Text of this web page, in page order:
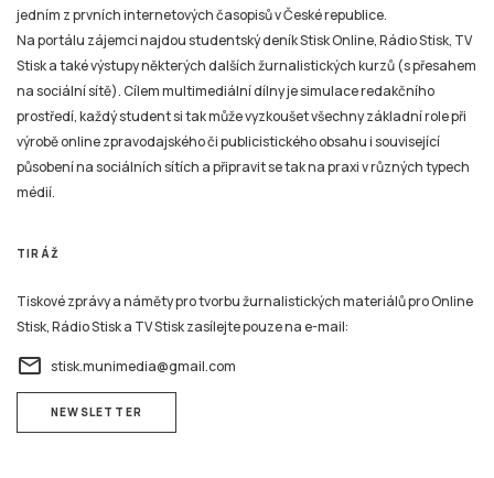
jedním z prvních internetových časopisů v České republice.
Na portálu zájemci najdou studentský deník Stisk Online, Rádio Stisk, TV
Stisk a také výstupy některých dalších žurnalistických kurzů (s přesahem
na sociální sítě). Cílem multimediální dílny je simulace redakčního
prostředí, každý student si tak může vyzkoušet všechny základní role při
výrobě online zpravodajského či publicistického obsahu i související
působení na sociálních sítích a připravit se tak na praxi v různých typech
médií.
TIRÁŽ
Tiskové zprávy a náměty pro tvorbu žurnalistických materiálů pro Online
Stisk, Rádio Stisk a TV Stisk zasílejte pouze na e-mail:
email stisk.munimedia@gmail.com
NEWSLETTER